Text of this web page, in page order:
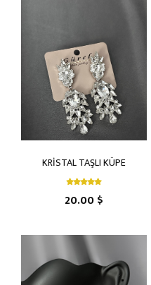
KRİSTAL TAŞLI KÜPE
20.00 $